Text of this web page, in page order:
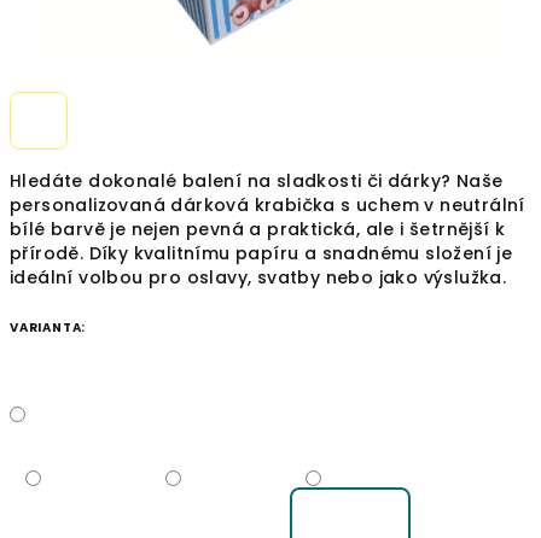
Hledáte dokonalé balení na sladkosti či dárky? Naše
personalizovaná dárková krabička s uchem v neutrální
bílé barvě je nejen pevná a praktická, ale i šetrnější k
přírodě. Díky kvalitnímu papíru a snadnému složení je
ideální volbou pro oslavy, svatby nebo jako výslužka.
VARIANTA: